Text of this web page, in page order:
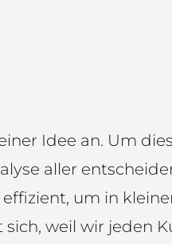
Idee an. Um
aller
um in
sich, weil wir jeden